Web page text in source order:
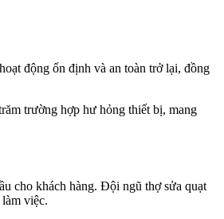
động ổn định và an toàn trở lại, đồng
trường hợp hư hỏng thiết bị, mang
cho khách hàng. Đội ngũ thợ sửa quạt
việc.